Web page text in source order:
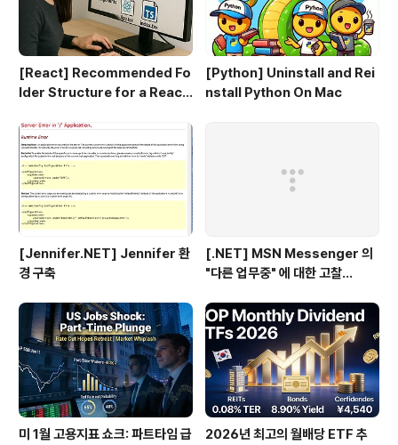
[React] Recommended Fo
lder Structure for a React
[Python] Uninstall and Rei
nstall Python On Mac
[Jennifer.NET] Jennifer 환
경 구축
[.NET] MSN Messenger 의
"다른 업무중" 에 대한 고찰...
미 1월 고용지표 쇼크: 파트타임 급
2026년 최고의 월배당 ETF 추